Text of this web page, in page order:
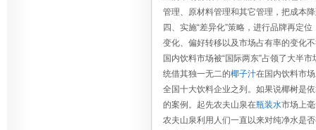
管理、原材料管理和其它管理，把成本
四、实施“差异化”策略，进行品牌再定
变化、偏好转移以及市场占有率的变化
国内饮料市场被“国际两东”占领了大半市
统借其独一无二的椰子汁在国内饮料市
全国十大饮料企业之列。如果说椰树是
的案例。起先农夫山泉在瓶装水市场上
农夫山泉利用人们一直以来对纯净水是